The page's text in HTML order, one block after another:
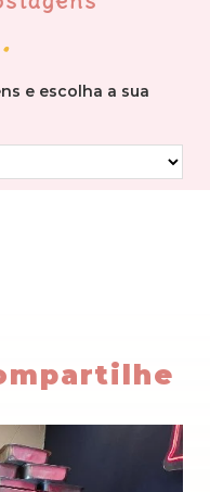
e escolha a sua